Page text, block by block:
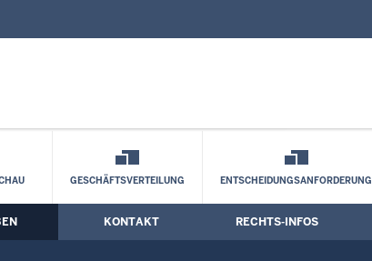
2015
Kontaktformular
GESCHÄFTSVERTEILUNG ENTSCHEIDUNGSANFORDERUNG
KONTAKT RECHTS-INFOS